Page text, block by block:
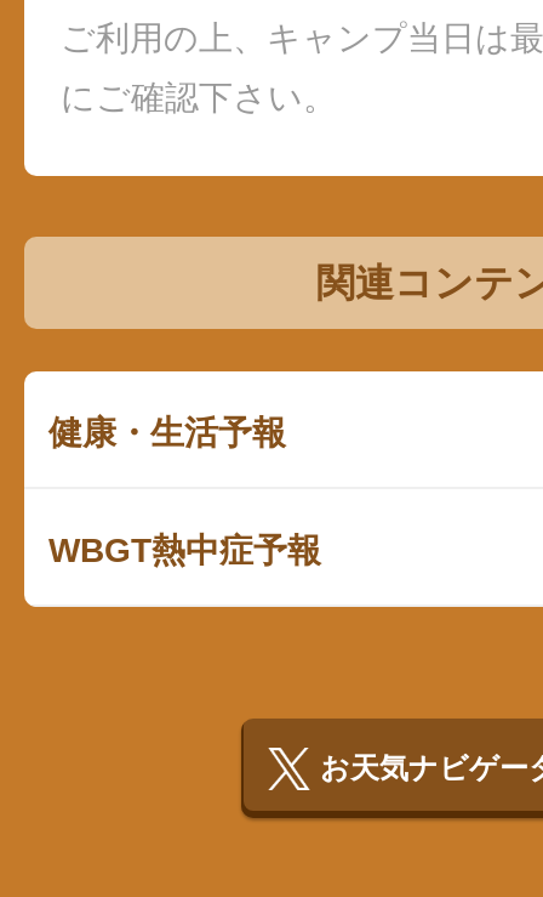
ご利用の上、キャンプ当日は
にご確認下さい。
関連コンテ
健康・生活予報
WBGT熱中症予報
お天気ナビゲー